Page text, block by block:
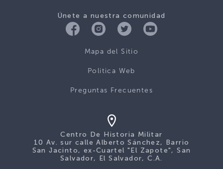
Únete a nuestra comunidad
Mapa del Sitio
Politica Web
Preguntas Frecuentes
Centro De Historia Militar
10 Av. sur calle Alberto Sánchez, Barrio
San Jacinto, ex-Cuartel "El Zapote", San
Salvador, El Salvador, C.A.